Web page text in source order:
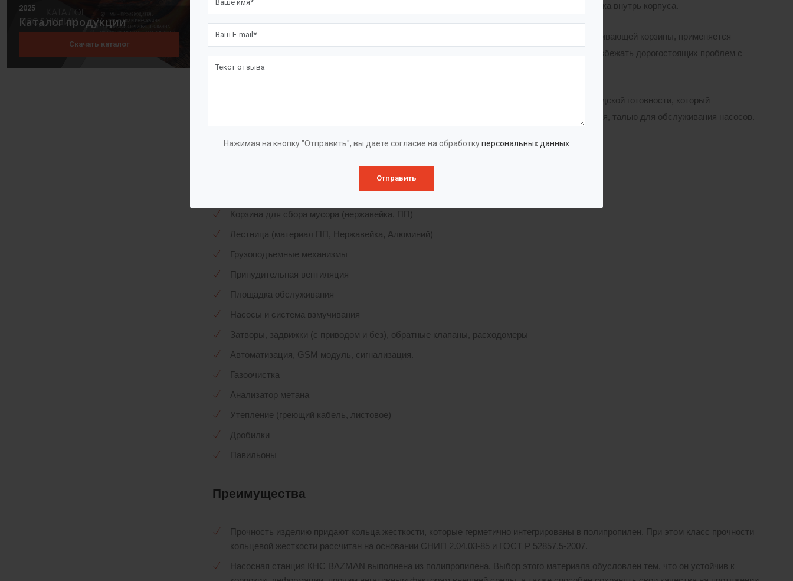
Нажимая на кнопку "Отправить", вы даете согласие на обработкуперсональных данных
Отправить
2025
Каталог продукции
Скачать каталог
разъема на фланцевых коленах, что позволяет извлекать насосы за подъемную цепь без спуска внутрь корпуса.
При сильно загрязненных стоках, поступающих на станцию, в корпусе КНС, вместо сороулавливающей корзины, применяется
дробилка-измельчитель, что значительно упрощает обслуживание оборудования и помогает избежать дорогостоящих проблем с
насосами и засоров канализационных коллекторов.
По отдельному запросу станция может быть дополнительно укомплектована павильоном заводской готовности, который
комплектуется системой принудительной вентиляции, системой электроотопления и освещения, талью для обслуживания насосов.
Корзина для сбора мусора (нержавейка, ПП)
Лестница (материал ПП, Нержавейка, Алюминий)
Грузоподъемные механизмы
Принудительная вентиляция
Площадка обслуживания
Насосы и система взмучивания
Затворы, задвижки (с приводом и без), обратные клапаны, расходомеры
Автоматизация, GSМ модуль, сигнализация.
Газоочистка
Анализатор метана
Утепление (греющий кабель, листовое)
Дробилки
Павильоны
Преимущества
Прочность изделию придают кольца жесткости, которые герметично интегрированы в полипропилен. При этом класс прочности
кольцевой жесткости рассчитан на основании СНИП 2.04.03-85 и ГОСТ Р 52857.5-2007.
Насосная станция КНС BAZMAN выполнена из полипропилена. Выбор этого материала обусловлен тем, что он устойчив к